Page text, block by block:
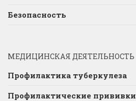
Безопасность
МЕДИЦИНСКАЯ ДЕЯТЕЛЬНОСТЬ
Профилактика туберкулеза
Профилактические прививки